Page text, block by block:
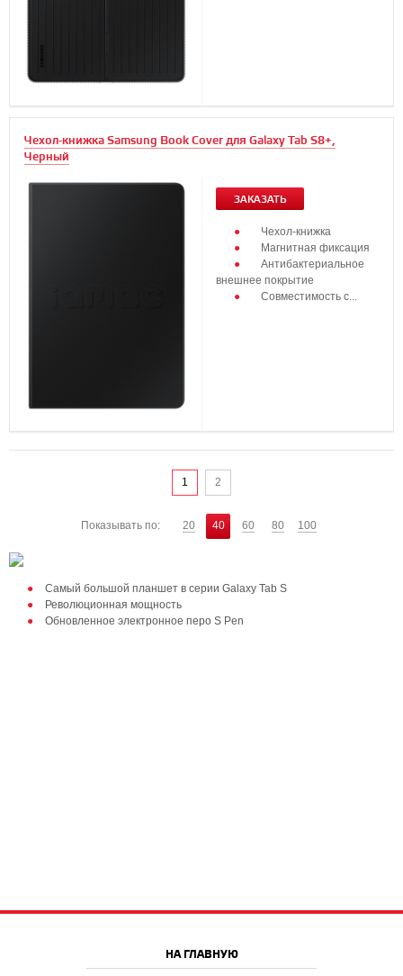
Чехол-книжка Samsung Book Cover для Galaxy Tab S8+,
Черный
ЗАКАЗАТЬ
Чехол-книжка
Магнитная фиксация
Антибактериальное
внешнее покрытие
Совместимость с...
1 2
Показывать по: 20 40 60 80 100
Самый большой планшет в серии Galaxy Tab S
Революционная мощность
Обновленное электронное перо S Pen
НА ГЛАВНУЮ